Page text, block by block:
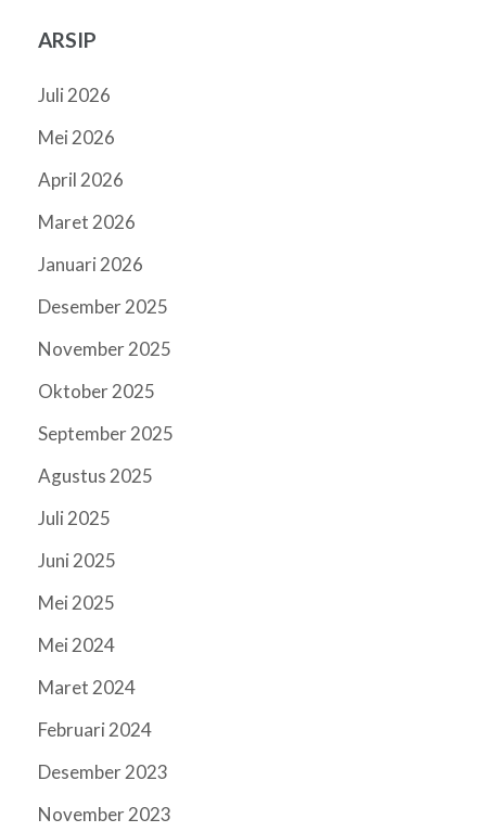
ARSIP
Juli 2026
Mei 2026
April 2026
Maret 2026
Januari 2026
Desember 2025
November 2025
Oktober 2025
September 2025
Agustus 2025
Juli 2025
Juni 2025
Mei 2025
Mei 2024
Maret 2024
Februari 2024
Desember 2023
November 2023